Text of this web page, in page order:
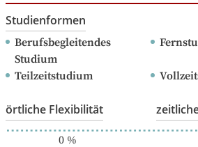
Studienformen
Berufsbegleitendes
Studium
Teilzeitstudium
örtliche Flexibilität
0%